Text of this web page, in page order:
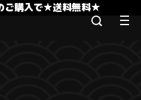
ご購入で★送料無料★